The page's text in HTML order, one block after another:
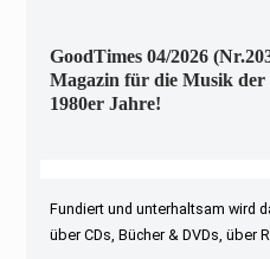
GoodTimes 04/2026
Magazin für die Musik der
1980er Jahre!
Fundiert und unterhaltsam wird
über CDs, Bücher & DVDs, über